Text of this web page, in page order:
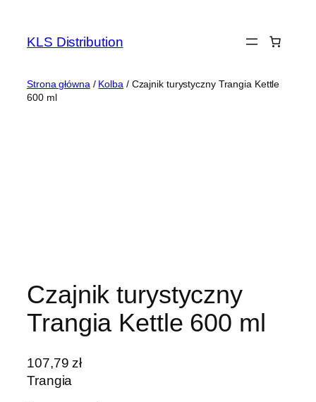
treściKLS Distribution
Strona główna / Kolba / Czajnik turystyczny Trangia Kettle
600 ml
Czajnik turystyczny
Trangia Kettle 600 ml
107,79zł
Trangia